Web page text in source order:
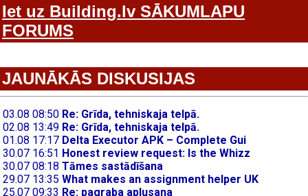
Iet uz Building.lv SĀKUMLAPU
FORUMS
JAUNĀKĀS DISKUSIJAS